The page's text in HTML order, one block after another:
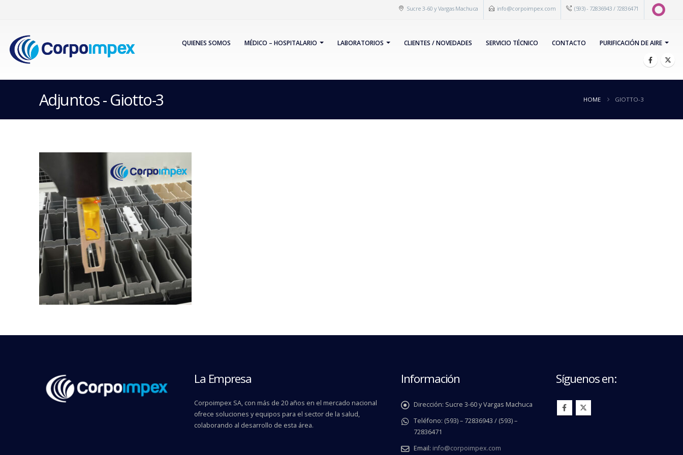
Sucre 3-60 y Vargas Machuca info@corpoimpex.com (593) - 72836943 / 72836471
QUIENES SOMOS MÉDICO – HOSPITALARIO LABORATORIOS CLIENTES / NOVEDADES SERVICIO TÉCNICO CONTACTO PURIFICACIÓN DE AIRE
Adjuntos - Giotto-3 HOME GIOTTO-3
La Empresa
Corpoimpex SA, con más de 20 años en el mercado nacional
ofrece soluciones y equipos para el sector de la salud,
colaborando al desarrollo de esta área.
Información
Dirección: Sucre 3-60 y Vargas Machuca
Teléfono: (593) – 72836943 / (593) –
72836471
Email: info@corpoimpex.com
Síguenos en: